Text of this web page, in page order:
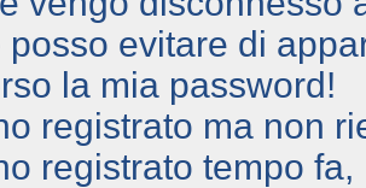
posso evitare di
la mia password!
registrato ma non
registrato tempo